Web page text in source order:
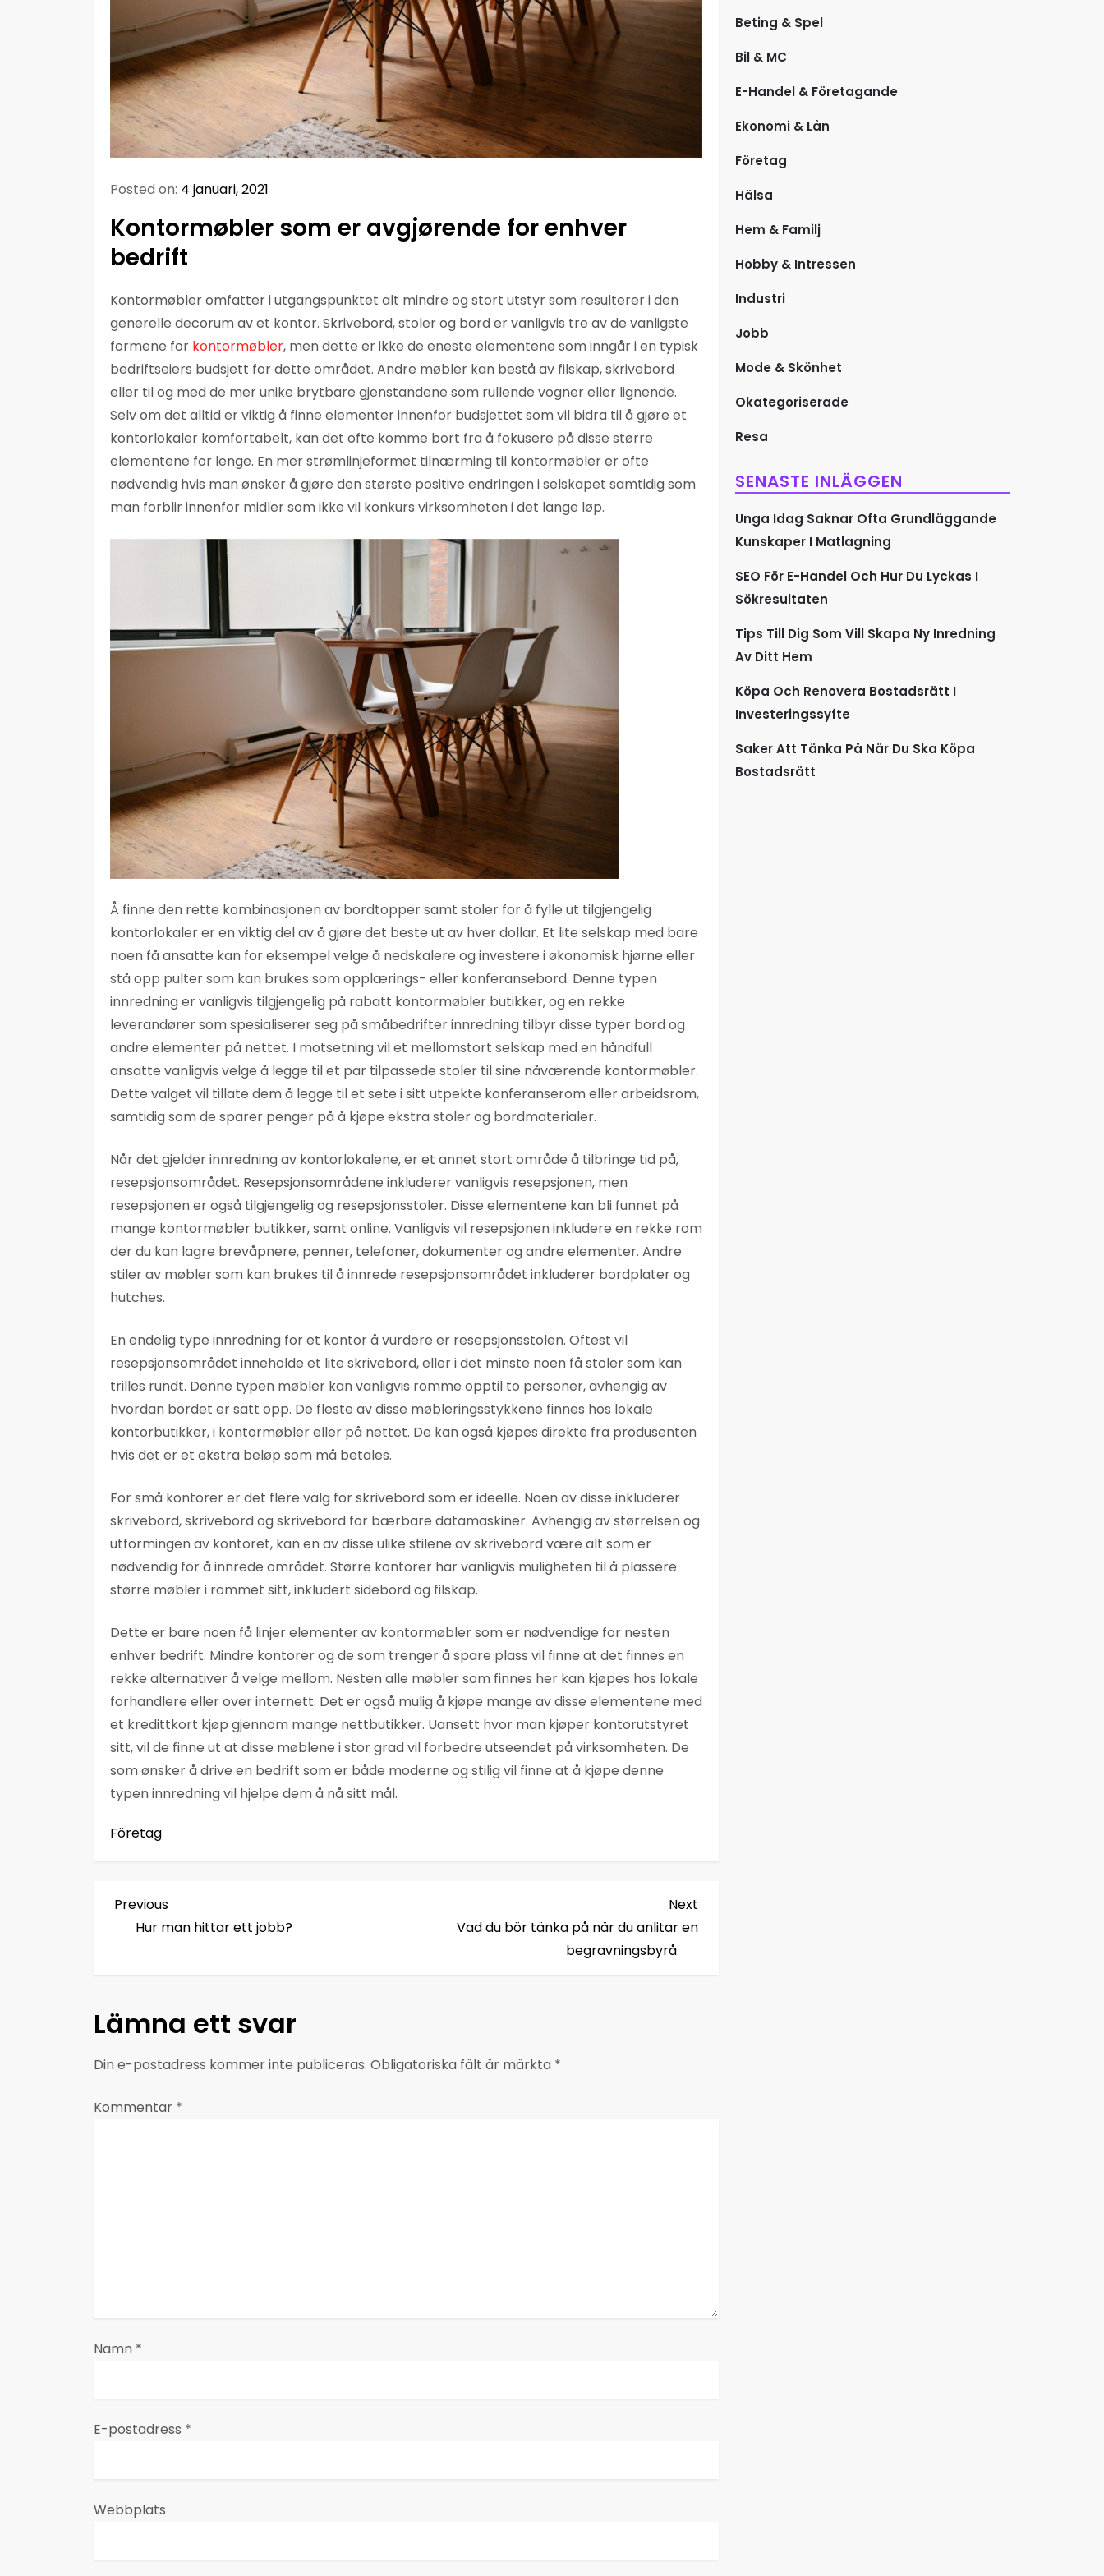
Posted on: 4 januari, 2021
Kontormøbler som er avgjørende for enhver
bedrift
Kontormøbler omfatter i utgangspunktet alt mindre og stort utstyr som resulterer i den
generelle decorum av et kontor. Skrivebord, stoler og bord er vanligvis tre av de vanligste
formene for kontormøbler, men dette er ikke de eneste elementene som inngår i en typisk
bedriftseiers budsjett for dette området. Andre møbler kan bestå av filskap, skrivebord
eller til og med de mer unike brytbare gjenstandene som rullende vogner eller lignende.
Selv om det alltid er viktig å finne elementer innenfor budsjettet som vil bidra til å gjøre et
kontorlokaler komfortabelt, kan det ofte komme bort fra å fokusere på disse større
elementene for lenge. En mer strømlinjeformet tilnærming til kontormøbler er ofte
nødvendig hvis man ønsker å gjøre den største positive endringen i selskapet samtidig som
man forblir innenfor midler som ikke vil konkurs virksomheten i det lange løp.
Å finne den rette kombinasjonen av bordtopper samt stoler for å fylle ut tilgjengelig
kontorlokaler er en viktig del av å gjøre det beste ut av hver dollar. Et lite selskap med bare
noen få ansatte kan for eksempel velge å nedskalere og investere i økonomisk hjørne eller
stå opp pulter som kan brukes som opplærings- eller konferansebord. Denne typen
innredning er vanligvis tilgjengelig på rabatt kontormøbler butikker, og en rekke
leverandører som spesialiserer seg på småbedrifter innredning tilbyr disse typer bord og
andre elementer på nettet. I motsetning vil et mellomstort selskap med en håndfull
ansatte vanligvis velge å legge til et par tilpassede stoler til sine nåværende kontormøbler.
Dette valget vil tillate dem å legge til et sete i sitt utpekte konferanserom eller arbeidsrom,
samtidig som de sparer penger på å kjøpe ekstra stoler og bordmaterialer.
Når det gjelder innredning av kontorlokalene, er et annet stort område å tilbringe tid på,
resepsjonsområdet. Resepsjonsområdene inkluderer vanligvis resepsjonen, men
resepsjonen er også tilgjengelig og resepsjonsstoler. Disse elementene kan bli funnet på
mange kontormøbler butikker, samt online. Vanligvis vil resepsjonen inkludere en rekke rom
der du kan lagre brevåpnere, penner, telefoner, dokumenter og andre elementer. Andre
stiler av møbler som kan brukes til å innrede resepsjonsområdet inkluderer bordplater og
hutches.
En endelig type innredning for et kontor å vurdere er resepsjonsstolen. Oftest vil
resepsjonsområdet inneholde et lite skrivebord, eller i det minste noen få stoler som kan
trilles rundt. Denne typen møbler kan vanligvis romme opptil to personer, avhengig av
hvordan bordet er satt opp. De fleste av disse møbleringsstykkene finnes hos lokale
kontorbutikker, i kontormøbler eller på nettet. De kan også kjøpes direkte fra produsenten
hvis det er et ekstra beløp som må betales.
For små kontorer er det flere valg for skrivebord som er ideelle. Noen av disse inkluderer
skrivebord, skrivebord og skrivebord for bærbare datamaskiner. Avhengig av størrelsen og
utformingen av kontoret, kan en av disse ulike stilene av skrivebord være alt som er
nødvendig for å innrede området. Større kontorer har vanligvis muligheten til å plassere
større møbler i rommet sitt, inkludert sidebord og filskap.
Dette er bare noen få linjer elementer av kontormøbler som er nødvendige for nesten
enhver bedrift. Mindre kontorer og de som trenger å spare plass vil finne at det finnes en
rekke alternativer å velge mellom. Nesten alle møbler som finnes her kan kjøpes hos lokale
forhandlere eller over internett. Det er også mulig å kjøpe mange av disse elementene med
et kredittkort kjøp gjennom mange nettbutikker. Uansett hvor man kjøper kontorutstyret
sitt, vil de finne ut at disse møblene i stor grad vil forbedre utseendet på virksomheten. De
som ønsker å drive en bedrift som er både moderne og stilig vil finne at å kjøpe denne
typen innredning vil hjelpe dem å nå sitt mål.
Företag
I
ä
g
e
i
Previous
Post
Previous
Hur man hittar ett jobb?
Post
Next
Vad du bör tänka på när du anlitar en
begravningsbyrå
Lämna ett svar
Din e-postadress kommer inte publiceras. Obligatoriska fält är märkta *
Kommentar *
Namn *
E-postadress *
Webbplats
Beting & Spel
Bil & MC
E-Handel & Företagande
Ekonomi & Lån
Företag
Hälsa
Hem & Familj
Hobby & Intressen
Industri
Jobb
Mode & Skönhet
Okategoriserade
Resa
SENASTE INLÄGGEN
Unga Idag Saknar Ofta Grundläggande
Kunskaper I Matlagning
SEO För E-Handel Och Hur Du Lyckas I
Sökresultaten
Tips Till Dig Som Vill Skapa Ny Inredning
Av Ditt Hem
Köpa Och Renovera Bostadsrätt I
Investeringssyfte
Saker Att Tänka På När Du Ska Köpa
Bostadsrätt